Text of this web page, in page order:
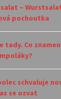
–
pochoutka
tady. Co
schvaluje
se ozvat